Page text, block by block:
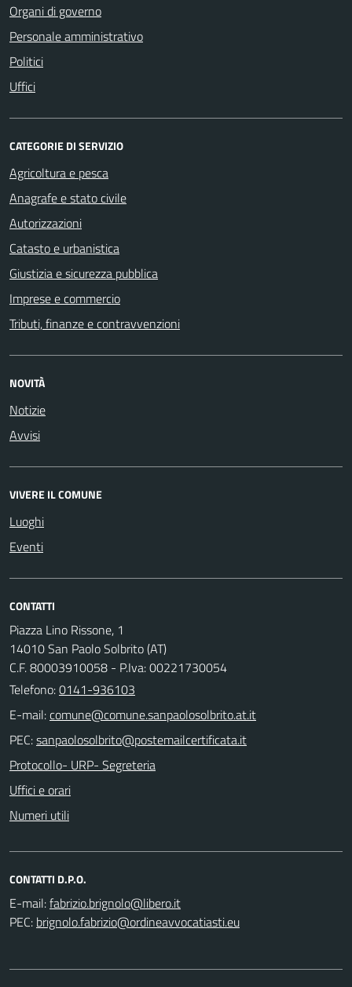
Organi di governo
Personale amministrativo
Politici
Uffici
CATEGORIE DI SERVIZIO
Agricoltura e pesca
Anagrafe e stato civile
Autorizzazioni
Catasto e urbanistica
Giustizia e sicurezza pubblica
Imprese e commercio
Tributi, finanze e contravvenzioni
NOVITÀ
Notizie
Avvisi
VIVERE IL COMUNE
Luoghi
Eventi
CONTATTI
Piazza Lino Rissone, 1
14010 San Paolo Solbrito (AT)
C.F. 80003910058 - P.Iva: 00221730054
Telefono:0141-936103
E-mail:
PEC:
Protocollo- URP- Segreteria
Uffici e orari
Numeri utili
CONTATTI D.P.O.
E-mail:
PEC: